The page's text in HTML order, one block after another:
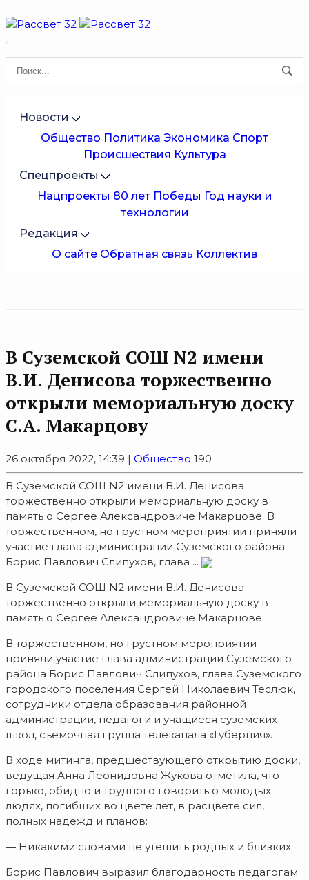
Новости
Общество Политика Экономика Спорт
Происшествия Культура
Спецпроекты
Нацпроекты 80 лет Победы Год науки и
технологии
Редакция
О сайте Обратная связь Коллектив
В Суземской СОШ N2 имени
В.И. Денисова торжественно
открыли мемориальную доску
С.А. Макарцову
26 октября 2022, 14:39 | Общество 190
В Суземской СОШ N2 имени В.И. Денисова
торжественно открыли мемориальную доску в
память о Сергее Александровиче Макарцове. В
торжественном, но грустном мероприятии приняли
участие глава администрации Суземского района
Борис Павлович Слипухов, глава ...
В Суземской СОШ N2 имени В.И. Денисова
торжественно открыли мемориальную доску в
память о Сергее Александровиче Макарцове.
В торжественном, но грустном мероприятии
приняли участие глава администрации Суземского
района Борис Павлович Слипухов, глава Суземского
городского поселения Сергей Николаевич Теслюк,
сотрудники отдела образования районной
администрации, педагоги и учащиеся суземских
школ, съёмочная группа телеканала «Губерния».
В ходе митинга, предшествующего открытию доски,
ведущая Анна Леонидовна Жукова отметила, что
горько, обидно и трудного говорить о молодых
людях, погибших во цвете лет, в расцвете сил,
полных надежд и планов:
— Никакими словами не утешить родных и близких.
Борис Павлович выразил благодарность педагогам